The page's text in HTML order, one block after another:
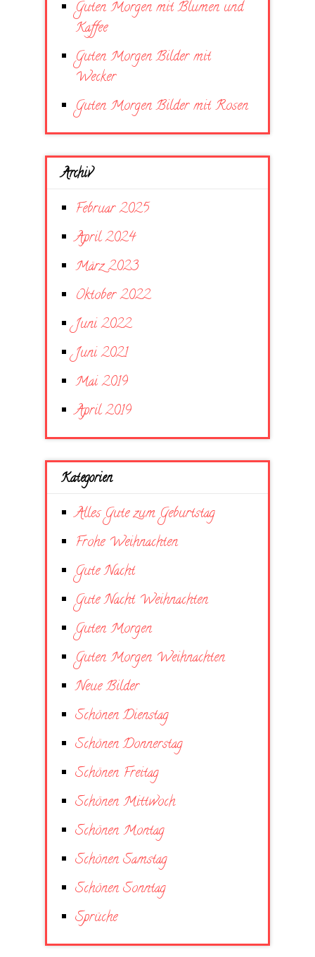
Guten Morgen mit Blumen und
Kaffee
Guten Morgen Bilder mit
Wecker
Guten Morgen Bilder mit Rosen
Archiv
Februar 2025
April 2024
März 2023
Oktober 2022
Juni 2022
Juni 2021
Mai 2019
April 2019
Kategorien
Alles Gute zum Geburtstag
Frohe Weihnachten
Gute Nacht
Gute Nacht Weihnachten
Guten Morgen
Guten Morgen Weihnachten
Neue Bilder
Schönen Dienstag
Schönen Donnerstag
Schönen Freitag
Schönen Mittwoch
Schönen Montag
Schönen Samstag
Schönen Sonntag
Sprüche